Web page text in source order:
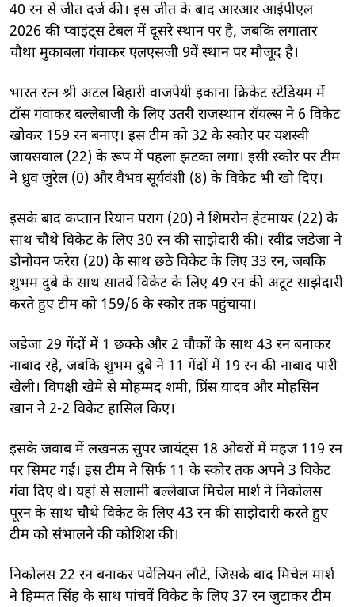
40 रन से जीत दर्ज की। इस जीत के बाद आरआर आईपीएल
2026 की प्वाइंट्स टेबल में दूसरे स्थान पर है, जबकि लगातार
चौथा मुकाबला गंवाकर एलएसजी 9वें स्थान पर मौजूद है।
भारत रत्न श्री अटल बिहारी वाजपेयी इकाना क्रिकेट स्टेडियम में
टॉस गंवाकर बल्लेबाजी के लिए उतरी राजस्थान रॉयल्स ने 6 विकेट
खोकर 159 रन बनाए। इस टीम को 32 के स्कोर पर यशस्वी
जायसवाल (22) के रूप में पहला झटका लगा। इसी स्कोर पर टीम
ने ध्रुव जुरेल (0) और वैभव सूर्यवंशी (8) के विकेट भी खो दिए।
इसके बाद कप्तान रियान पराग (20) ने शिमरोन हेटमायर (22) के
साथ चौथे विकेट के लिए 30 रन की साझेदारी की। रवींद्र जडेजा ने
डोनोवन फरेरा (20) के साथ छठे विकेट के लिए 33 रन, जबकि
शुभम दुबे के साथ सातवें विकेट के लिए 49 रन की अटूट साझेदारी
करते हुए टीम को 159/6 के स्कोर तक पहुंचाया।
जडेजा 29 गेंदों में 1 छक्के और 2 चौकों के साथ 43 रन बनाकर
नाबाद रहे, जबकि शुभम दुबे ने 11 गेंदों में 19 रन की नाबाद पारी
खेली। विपक्षी खेमे से मोहम्मद शमी, प्रिंस यादव और मोहसिन
खान ने 2-2 विकेट हासिल किए।
इसके जवाब में लखनऊ सुपर जायंट्स 18 ओवरों में महज 119 रन
पर सिमट गई। इस टीम ने सिर्फ 11 के स्कोर तक अपने 3 विकेट
गंवा दिए थे। यहां से सलामी बल्लेबाज मिचेल मार्श ने निकोलस
पूरन के साथ चौथे विकेट के लिए 43 रन की साझेदारी करते हुए
टीम को संभालने की कोशिश की।
निकोलस 22 रन बनाकर पवेलियन लौटे, जिसके बाद मिचेल मार्श
ने हिम्मत सिंह के साथ पांचवें विकेट के लिए 37 रन जुटाकर टीम